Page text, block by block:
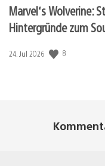
Marvel‘s Wolverine:
Hintergründe zum
Veröffentlichungsdatum:
24. Jul 2026 8